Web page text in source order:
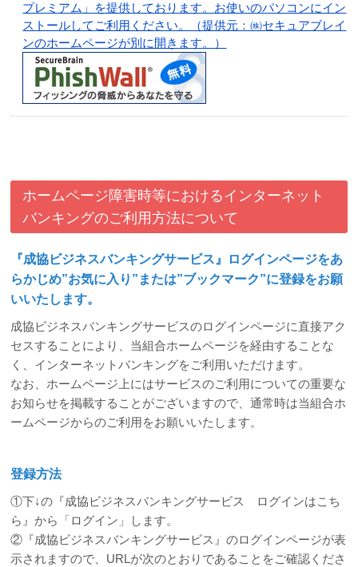
プレミアム」を提供しております。お使いのパソコンにイン
ストールしてご利用ください。（提供元：㈱セキュアブレイ
ンのホームページが別に開きます。）
ホームページ障害時等におけるインターネット
バンキングのご利用方法について
『成協ビジネスバンキングサービス』ログインページをあ
らかじめ”お気に入り”または”ブックマーク”に登録をお願
いいたします。
成協ビジネスバンキングサービスのログインページに直接アク
セスすることにより、当組合ホームページを経由することな
く、インターネットバンキングをご利用いただけます。
なお、ホームページ上にはサービスのご利用についての重要な
お知らせを掲載することがございますので、通常時は当組合ホ
ームページからのご利用をお願いいたします。
登録方法
①下↓の『成協ビジネスバンキングサービス ログインはこち
ら』から「ログイン」します。
②『成協ビジネスバンキングサービス』のログインページが表
示されますので、URLが次のとおりであることをご確認くださ